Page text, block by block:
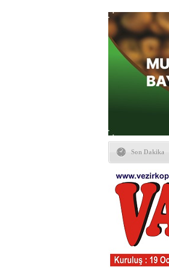
Son Dakika